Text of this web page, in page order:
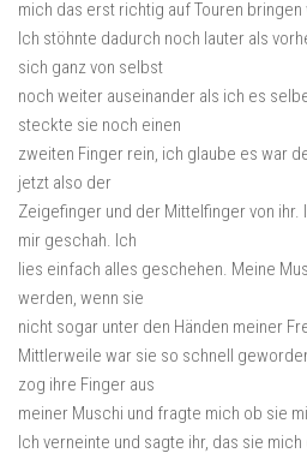
mich das erst richtig auf Touren bringen
Ich stöhnte dadurch noch lauter als
sich ganz von selbst
noch weiter auseinander als ich es
steckte sie noch einen
zweiten Finger rein, ich glaube es war
jetzt also der
Zeigefinger und der Mittelfinger von ihr.
mir geschah. Ich
lies einfach alles geschehen. Meine
werden, wenn sie
nicht sogar unter den Händen meiner
Mittlerweile war sie so schnell
zog ihre Finger aus
meiner Muschi und fragte mich ob sie
Ich verneinte und sagte ihr, das sie